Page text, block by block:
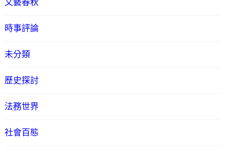
文藝春秋
時事評論
未分類
歷史探討
法務世界
社會百態